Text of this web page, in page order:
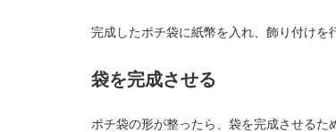
完成したポチ袋に紙幣を入れ、飾り付けを
袋を完成させる
ポチ袋の形が整ったら、袋を完成させるた